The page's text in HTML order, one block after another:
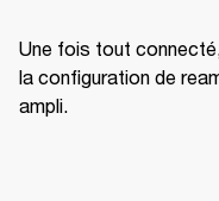
Une fois tout
la configuration de
ampli.